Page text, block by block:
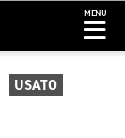
MENU
USATO